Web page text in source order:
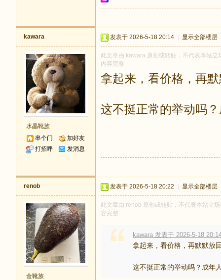
kawara
水晶靴族
串个门
加好友
打招呼
发消息
发表于 2026-5-18 20:14 显示全部楼层
此文章由 kawara 原创或转贴，不代表本站
内容完整
拿起来，看价格，再
这不挺正常的举动吗
renob
金靴族
发表于 2026-5-18 20:22 显示全部楼层
此文章由 renob 原创或转贴，不代表本站立
容完整
kawara 发表于 2026-5-18
拿起来，看价格，再默默放
这不挺正常的举动吗？成年